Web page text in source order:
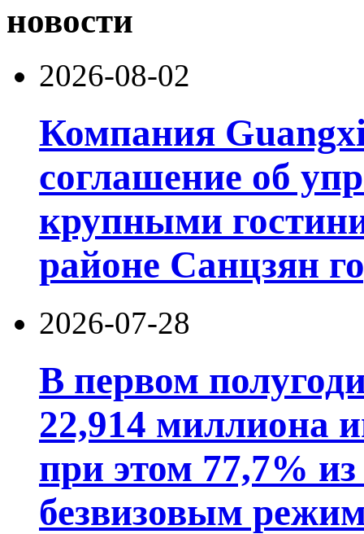
новости
2026-08-02
Компания
соглашение об
крупными
районе Санцзян
2026-07-28
В первом
22,914 миллиона
при этом 77,7%
безвизовым